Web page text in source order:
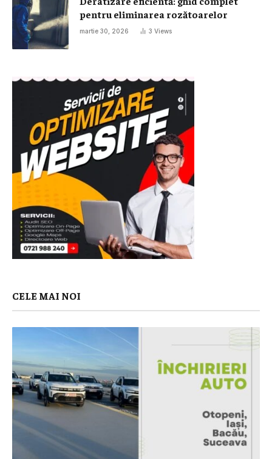
pentru eliminarea rozătoarelor
martie 30, 2026 3 Views
CELE MAI NOI